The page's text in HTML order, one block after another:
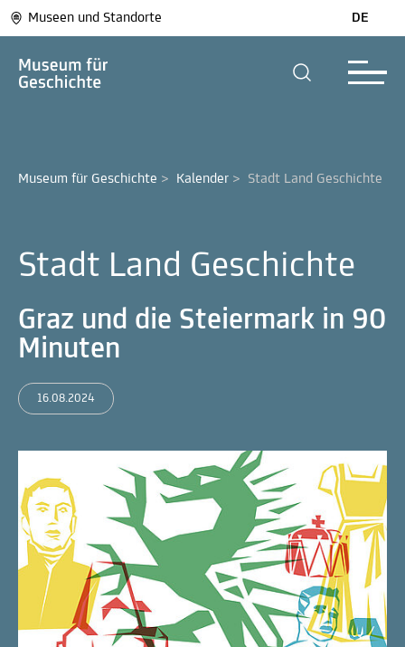
Museen und Standorte DE
Museum für Geschichte > Kalender > Stadt Land Geschichte
Stadt Land Geschichte
Graz und die Steiermark in 90
Minuten
16.08.2024